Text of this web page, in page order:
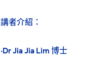
講者介紹：
·Dr Jia Jia Lim 博士